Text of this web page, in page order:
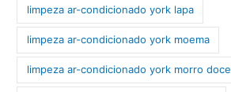
limpeza ar-condicionado york lapa
limpeza ar-condicionado york moema
limpeza ar-condicionado york morro doce